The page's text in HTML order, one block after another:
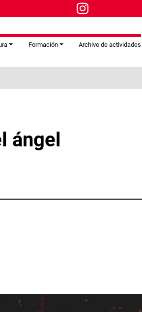
Formación Archivo de actividades
ángel